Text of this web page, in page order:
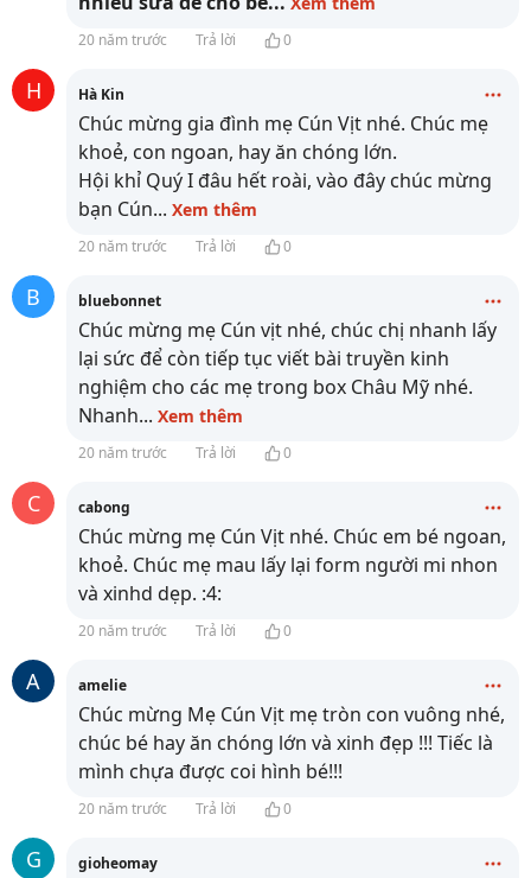
20 năm trước Trả lời 0
H Hà Kin
Chúc mừng gia đình mẹ Cún Vịt nhé. Chúc mẹ
khoẻ, con ngoan, hay ăn chóng lớn.
Hội khỉ Quý I đâu hết roài, vào đây chúc mừng
bạn Cún... Xem thêm
20 năm trước Trả lời 0
B bluebonnet
Chúc mừng mẹ Cún vịt nhé, chúc chị nhanh lấy
lại sức để còn tiếp tục viết bài truyền kinh
nghiệm cho các mẹ trong box Châu Mỹ nhé.
Nhanh... Xem thêm
20 năm trước Trả lời 0
C cabong
Chúc mừng mẹ Cún Vịt nhé. Chúc em bé ngoan,
khoẻ. Chúc mẹ mau lấy lại form người mi nhon
và xinhd dẹp. :4:
20 năm trước Trả lời 0
A amelie
Chúc mừng Mẹ Cún Vịt mẹ tròn con vuông nhé,
chúc bé hay ăn chóng lớn và xinh đẹp !!! Tiếc là
mình chựa được coi hình bé!!!
20 năm trước Trả lời 0
G gioheomay